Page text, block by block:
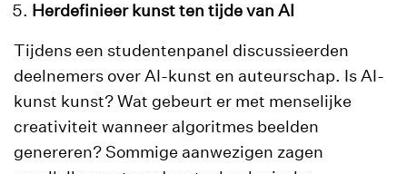
Herdefinieer kunst ten tijde van AI
Tijdens een studentenpanel discussieerden
deelnemers over AI-kunst en auteurschap. Is AI-
kunst kunst? Wat gebeurt er met menselijke
creativiteit wanneer algoritmes beelden
genereren? Sommige aanwezigen zagen